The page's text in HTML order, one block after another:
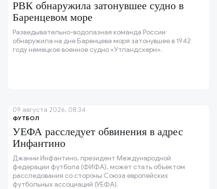
РВК обнаружила затонувшее судно в
Баренцевом море
Разведывательно-водолазная команда России
обнаружила на дне Баренцева моря затонувшее в 1942
году немецкое военное судно «Утландсхерн».
ФУТБОЛ
УЕФА расследует обвинения в адрес
Инфантино
Джанни Инфантино, президент Международной
федерации футбола (ФИФА), может стать объектом
расследования со стороны Союза европейских
футбольных ассоциаций (УЕФА).
09 августа 2026, 08:34